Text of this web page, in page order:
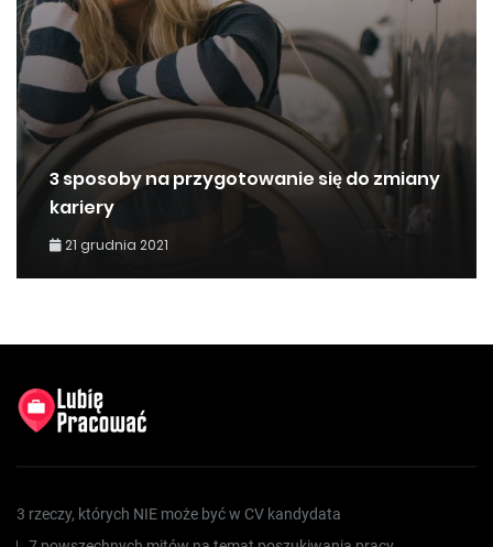
3 sposoby na przygotowanie się do zmiany
kariery
21 grudnia 2021
3 rzeczy, których NIE może być w CV kandydata